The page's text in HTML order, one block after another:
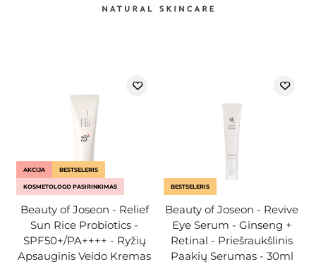
AKCIJA BESTSELERIS
KOSMETOLOGO PASIRINKIMAS
Beauty of Joseon - Relief
Sun Rice Probiotics -
SPF50+/PA++++ - Ryžių
Apsauginis Veido Kremas
BESTSELERIS
Beauty of Joseon - Revive
Eye Serum - Ginseng +
Retinal - Priešraukšlinis
Paakių Serumas - 30ml